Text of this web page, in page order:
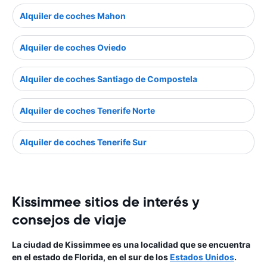
Alquiler de coches Mahon
Alquiler de coches Oviedo
Alquiler de coches Santiago de Compostela
Alquiler de coches Tenerife Norte
Alquiler de coches Tenerife Sur
Kissimmee sitios de interés y
consejos de viaje
La ciudad de Kissimmeees una localidad que se encuentra
en el estado de Florida, en el sur de losEstados Unidos.